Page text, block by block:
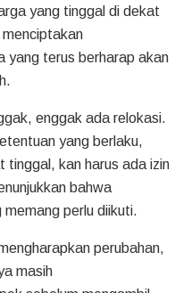
yang tinggal di dekat
yang terus berharap akan
enggak ada relokasi.
yang berlaku,
tinggal, kan harus ada izin
bahwa
perlu diikuti.
perubahan,
masih